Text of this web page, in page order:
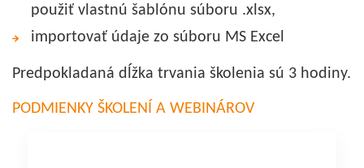
použiť vlastnú šablónu súboru .xlsx,
importovať údaje zo súboru MS Excel
Predpokladaná dĺžka trvania školenia sú 3 hodiny.
PODMIENKY ŠKOLENÍ A WEBINÁROV